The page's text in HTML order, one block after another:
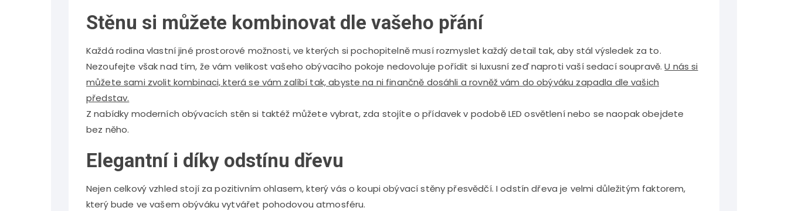
Stěnu si můžete kombinovat dle vašeho přání
Každá rodina vlastní jiné prostorové možnosti, ve kterých si pochopitelně musí rozmyslet každý detail tak, aby stál výsledek za to.
Nezoufejte však nad tím, že vám velikost vašeho obývacího pokoje nedovoluje pořídit si luxusní zeď naproti vaší sedací soupravě.U nás si
můžete sami zvolit kombinaci, která se vám zalíbí tak, abyste na ni finančně dosáhli a rovněž vám do obýváku zapadla dle vašich
představ.
Z nabídky moderních obývacích stěn si taktéž můžete vybrat, zda stojíte o přídavek v podobě LED osvětlení nebo se naopak obejdete
bez něho.
Elegantní i díky odstínu dřevu
Nejen celkový vzhled stojí za pozitivním ohlasem, který vás o koupi obývací stěny přesvědčí. I odstín dřeva je velmi důležitým faktorem,
který bude ve vašem obýváku vytvářet pohodovou atmosféru.